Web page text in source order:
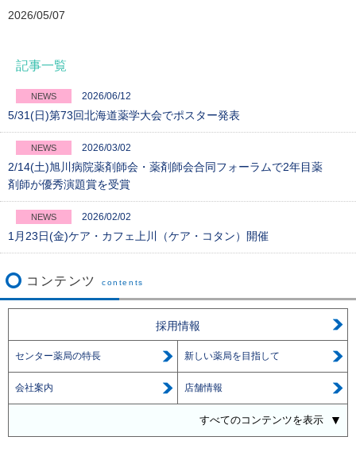
2026/05/07
記事一覧
NEWS 2026/06/12
5/31(日)第73回北海道薬学大会でポスター発表
NEWS 2026/03/02
2/14(土)旭川病院薬剤師会・薬剤師会合同フォーラムで2年目薬
剤師が優秀演題賞を受賞
NEWS 2026/02/02
1月23日(金)ケア・カフェ上川（ケア・コタン）開催
コンテンツ contents
採用情報
センター薬局の特長 新しい薬局を目指して
会社案内 店舗情報
すべてのコンテンツを表示